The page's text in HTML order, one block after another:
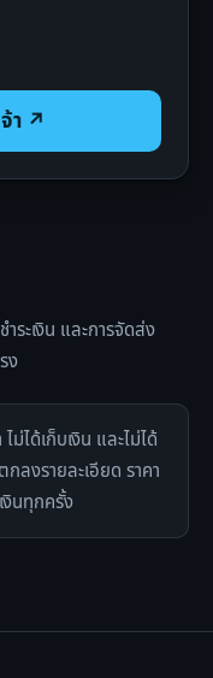
า ↗
ระเงิน และการจัดส่ง
ง
ได้เก็บเงิน และไม่ได้
ลงรายละเอียด ราคา
งินทุกครั้ง